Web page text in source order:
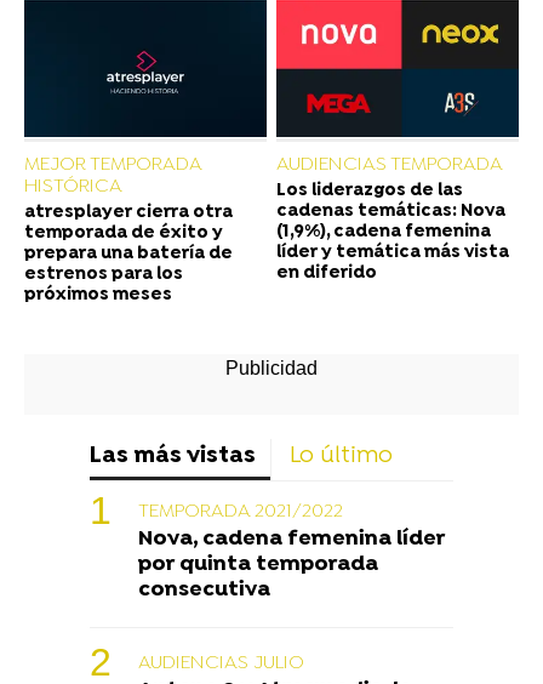
MEJOR TEMPORADA
HISTÓRICA
atresplayer cierra otra
temporada de éxito y
prepara una batería de
estrenos para los
próximos meses
AUDIENCIAS TEMPORADA
Los liderazgos de las
cadenas temáticas: Nova
(1,9%), cadena femenina
líder y temática más vista
en diferido
Las más vistas Lo último
TEMPORADA 2021/2022
Nova, cadena femenina líder
por quinta temporada
consecutiva
AUDIENCIAS JULIO